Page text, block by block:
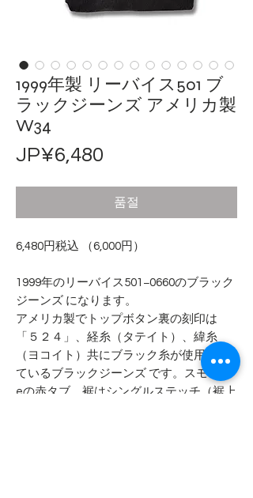
1999年製 リーバイス501 ブ
ラックジーンズ アメリカ製
W34
JP¥6,480
품절
6,480円税込 （6,000円）
1999年のリーバイス501−0660のブラック
ジーンズ になります。
アメリカ製でトップボタン裏の刻印は
「５２４」、経糸（タテイト）、緯糸
（ヨコイト）共にブラック糸が使用され
ているブラックジーンズ です。スモール
eの赤タブ、裾はシングルステッチ（裾上